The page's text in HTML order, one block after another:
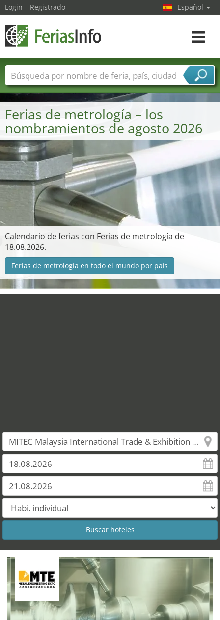
Ferias de metrología – los
nombramientos de agosto 2026
Calendario de ferias con Ferias de metrología de
18.08.2026.
Ferias de metrología en todo el mundo por país
Login Registrado Español
toggle
Nombres de ferias Países
Ciudades
Sectores de ferias
Sectores de proveedor de servicios